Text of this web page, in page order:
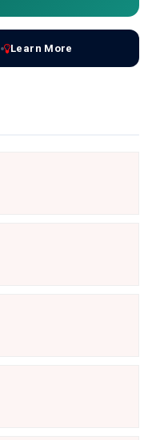
Learn More